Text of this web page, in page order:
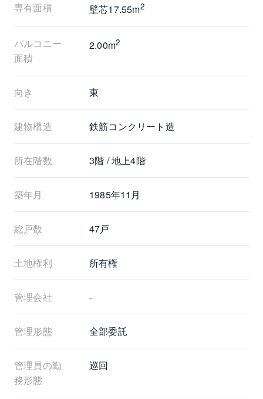
専有面積 壁芯17.55m2
バルコニー
面積
2.00m2
向き 東
建物構造 鉄筋コンクリート造
所在階数 3階 / 地上4階
築年月 1985年11月
総戸数 47戸
土地権利 所有権
管理会社 -
管理形態 全部委託
管理員の勤
務形態
巡回